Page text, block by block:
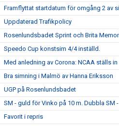
Framflyttat startdatum för omgång 2 av
Uppdaterad Trafikpolicy
Rosenlundsbadet Sprint och Brita
Speedo Cup konstsim 4/4 inställd.
Med anledning av Corona: NCAA ställs in
Bra simning i Malmö av Hanna Eriksson
UGP på Rosenlundsbadet
SM - guld för Vinko på 10 m. Dubbla SM
Favorit i repris